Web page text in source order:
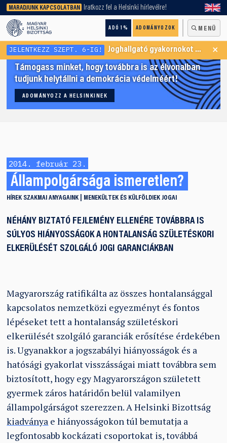
MARADJUNK KAPCSOLATBAN Iratkozz fel a Helsinki hírlevélre!
ADÓ 1% ADOMÁNYOZOK MENÜ
keresőnket!
JELENTKEZZ SZEPT. 6-IG! Joghallgató gyakornokot keresünk Menekültügyi Programunkba ×
Támogass minket, hogy továbbra is az élvonalban
tudjunk helytállni a demokrácia védelméért!
ADOMÁNYOZZ A HELSINKINEK
2014. február 23.
Állampolgársága ismeretlen?
HÍREK SZAKMAI ANYAGAINK MENEKÜLTEK ÉS KÜLFÖLDIEK JOGAI
NÉHÁNY BIZTATÓ FEJLEMÉNY ELLENÉRE TOVÁBBRA IS
SÚLYOS HIÁNYOSSÁGOK A HONTALANSÁG SZÜLETÉSKORI
ELKERÜLÉSÉT SZOLGÁLÓ JOGI GARANCIÁKBAN
Magyarország ratifikálta az összes hontalansággal
kapcsolatos nemzetközi egyezményt és fontos
lépéseket tett a hontalanság születéskori
elkerülését szolgáló garanciák erősítése érdekében
is. Ugyanakkor a jogszabályi hiányosságok és a
hatósági gyakorlat visszásságai miatt továbbra sem
biztosított, hogy egy Magyarországon született
gyermek záros határidőn belül valamilyen
állampolgárságot szerezzen. A Helsinki Bizottság
kiadványa e hiányosságokon túl bemutatja a
legfontosabb kockázati csoportokat is, továbbá